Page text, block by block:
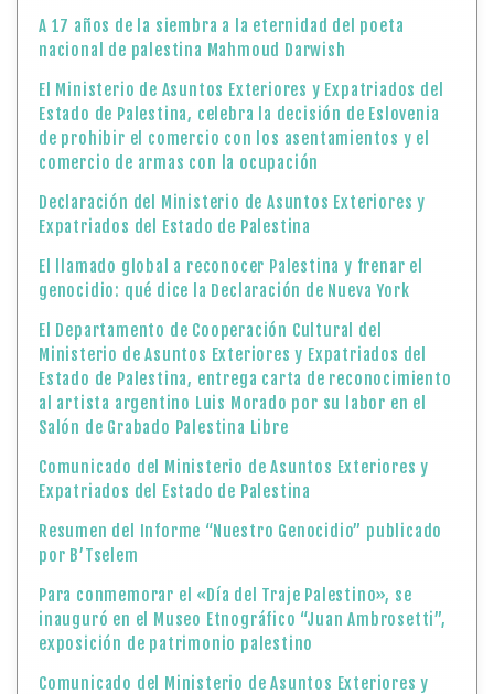
A 17 años de la siembra a la eternidad del poeta
nacional de palestina Mahmoud Darwish
El Ministerio de Asuntos Exteriores y Expatriados del
Estado de Palestina, celebra la decisión de Eslovenia
de prohibir el comercio con los asentamientos y el
comercio de armas con la ocupación
Declaración del Ministerio de Asuntos Exteriores y
Expatriados del Estado de Palestina
El llamado global a reconocer Palestina y frenar el
genocidio: qué dice la Declaración de Nueva York
El Departamento de Cooperación Cultural del
Ministerio de Asuntos Exteriores y Expatriados del
Estado de Palestina, entrega carta de reconocimiento
al artista argentino Luis Morado por su labor en el
Salón de Grabado Palestina Libre
Comunicado del Ministerio de Asuntos Exteriores y
Expatriados del Estado de Palestina
Resumen del Informe “Nuestro Genocidio” publicado
por B’Tselem
Para conmemorar el «Día del Traje Palestino», se
inauguró en el Museo Etnográfico “Juan Ambrosetti”,
exposición de patrimonio palestino
Comunicado del Ministerio de Asuntos Exteriores y